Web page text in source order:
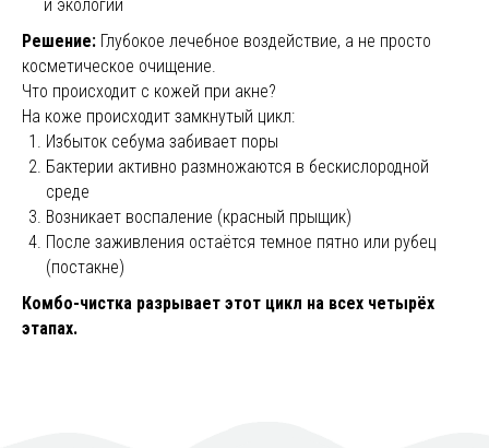
и экологии
Решение: Глубокое лечебное воздействие, а не просто
косметическое очищение.
Что происходит с кожей при акне?
На коже происходит замкнутый цикл:
Избыток себума забивает поры
Бактерии активно размножаются в бескислородной
среде
Возникает воспаление (красный прыщик)
После заживления остаётся темное пятно или рубец
(постакне)
Комбо-чистка разрывает этот цикл на всех четырёх
этапах.